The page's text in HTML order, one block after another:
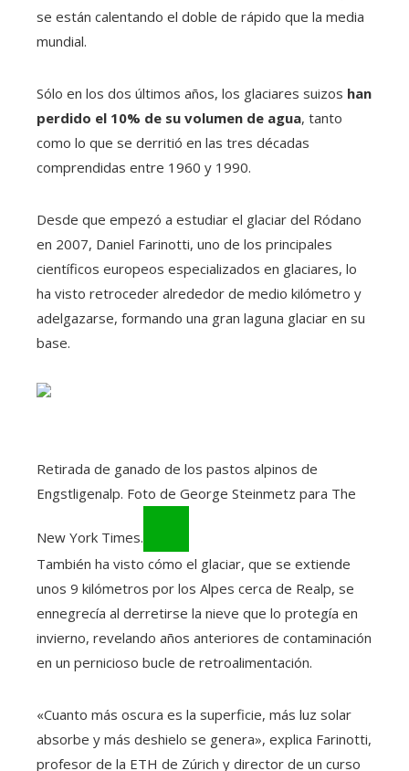
se están calentando el doble de rápido que la media
mundial.
Sólo en los dos últimos años, los glaciares suizos han
perdido el 10% de su volumen de agua, tanto
como lo que se derritió en las tres décadas
comprendidas entre 1960 y 1990.
Desde que empezó a estudiar el glaciar del Ródano
en 2007, Daniel Farinotti, uno de los principales
científicos europeos especializados en glaciares, lo
ha visto retroceder alrededor de medio kilómetro y
adelgazarse, formando una gran laguna glaciar en su
base.
Retirada de ganado de los pastos alpinos de
Engstligenalp. Foto de George Steinmetz para The
New York Times.
También ha visto cómo el glaciar, que se extiende
unos 9 kilómetros por los Alpes cerca de Realp, se
ennegrecía al derretirse la nieve que lo protegía en
invierno, revelando años anteriores de contaminación
en un pernicioso bucle de retroalimentación.
«Cuanto más oscura es la superficie, más luz solar
absorbe y más deshielo se genera», explica Farinotti,
profesor de la ETH de Zúrich y director de un curso